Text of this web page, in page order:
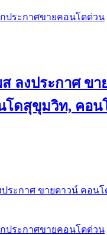
ประกาศขายคอนโดด่วน
ส ลงประกาศ ข
โดสุขุมวิท, คอ
ประกาศ ขายดาวน์ คอน
ประกาศขายคอนโดด่วน